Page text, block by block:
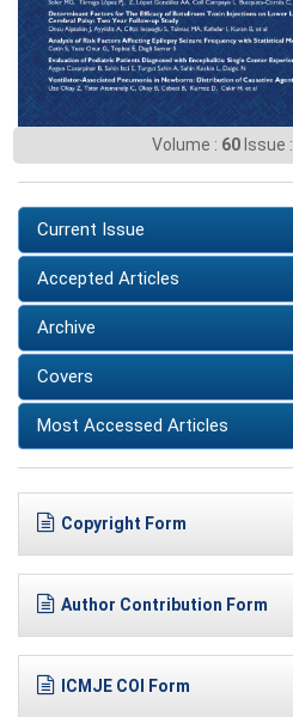
Volume : 60Issue :
Current Issue
Accepted Articles
Archive
Covers
Most Accessed Articles
Copyright Form
Author Contribution Form
ICMJE COI Form